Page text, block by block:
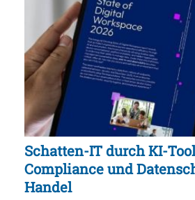
Schatten-IT durch KI-
Compliance und
Handel